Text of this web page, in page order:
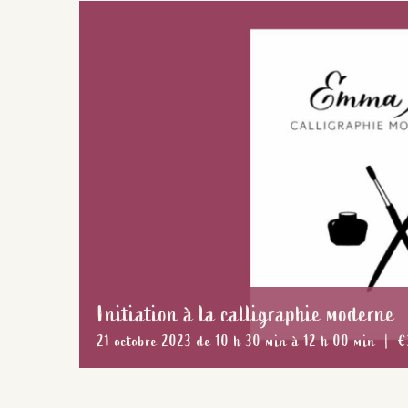
Initiation à la calligraphie moderne
21 octobre 2023 de 10 h 30 minà12 h 00 min |